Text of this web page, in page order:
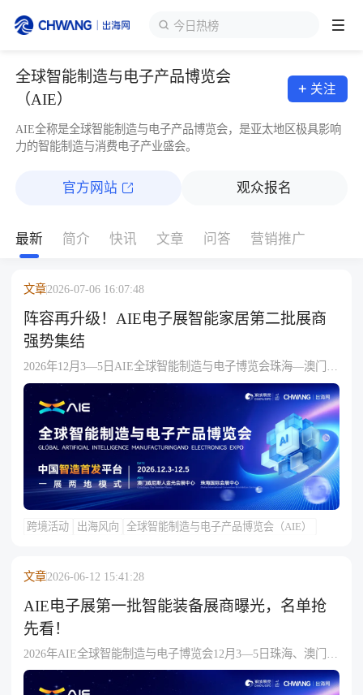
今日热榜
跨境展会
出海服务
出海资讯
跨境报告
出海导航
出海交流群
了解出海网
全球智能制造与电子产品博览会
（AIE）
关注
AIE全称是全球智能制造与电子产品博览会，是亚太地区极具影响
力的智能制造与消费电子产业盛会。
官方网站 观众报名
最新 简介 快讯 文章 问答 营销推广
文章2026-07-06 16:07:48
阵容再升级！AIE电子展智能家居第二批展商
强势集结
2026年12月3—5日AIE全球智能制造与电子博览会珠海—澳门双
城联办，第二批智能家居展区展商揭晓：九安智能（AI视觉安
防）、凯西欧光健康、志欣按摩椅、米帆智能咖啡机、西马龙
口腔护理、欧思丹热泵、小未AIoT平台、科力通红酒开瓶器、
凯特斯嵌入式灶烤一体机及瑞康电器，覆盖AIoT/光健康/个护/
厨电/热泵，展会提供技术首发与跨国采供对接平台。
跨境活动 出海风向 全球智能制造与电子产品博览会（AIE）
文章2026-06-12 15:41:28
AIE电子展第一批智能装备展商曝光，名单抢
先看！
2026年AIE全球智能制造与电子博览会12月3—5日珠海、澳门双
城联办，设智能装备、智能家居等展区；首曝智能装备展商含
深圳迈洛克纽扣电池、广州方瞳测控、佛山凯硕/三乔焊接、东